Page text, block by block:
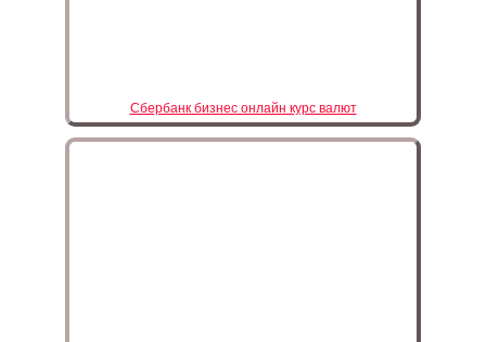
Сбербанк бизнес онлайн курс валют